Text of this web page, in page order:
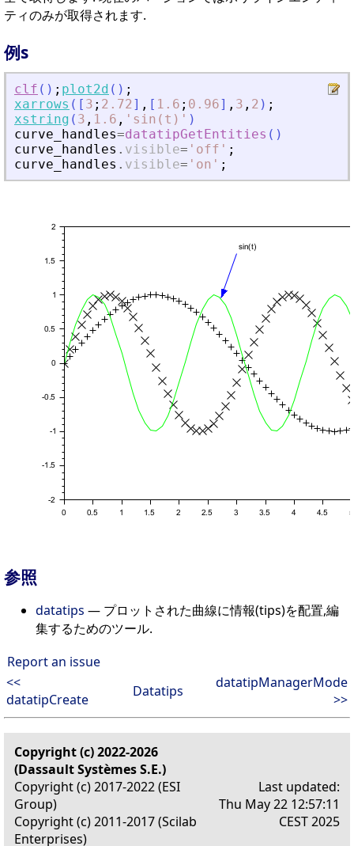
ティのみが取得されます.
例s
clf ( ) ; plot2d ( ) ;
xarrows ( [ 3 ; 2.72] , [ 1.6 ; 0.96] , 3 , 2 ) ;
xstring ( 3 , 1.6 , ' sin(t) ' )
curve_handles=datatipGetEntities ( )
curve_handles . visible= ' off ' ;
curve_handles . visible= ' on ' ;
参照
datatips — プロットされた曲線に情報(tips)を配置,編
集するためのツール.
Report an issue
<<
datatipCreate
Datatips
datatipManagerMode
>>
Copyright (c) 2022-2026
(Dassault Systèmes S.E.)
Copyright (c) 2017-2022 (ESI
Group)
Copyright (c) 2011-2017 (Scilab
Enterprises)
Last updated:
Thu May 22 12:57:11
CEST 2025